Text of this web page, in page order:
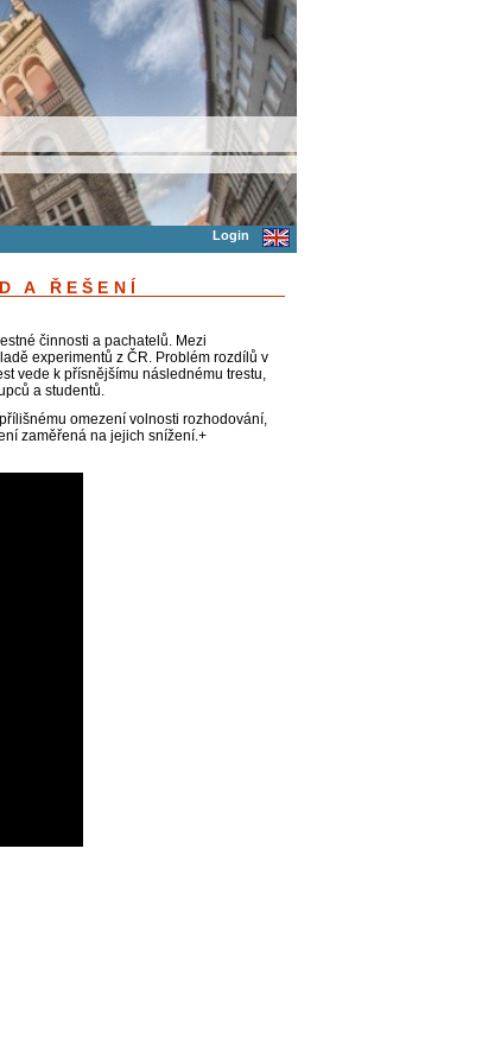
Login
A ŘEŠENÍ
činnosti a pachatelů. Mezi
experimentů z ČR. Problém rozdílů v
vede k přísnějšímu následnému trestu,
a studentů.
omezení volnosti rozhodování,
zaměřená na jejich snížení.+